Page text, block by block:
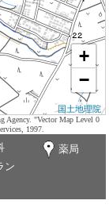
+
−
国土地理院
Agency. "Vector Map Level 0
1997.
薬局
ン